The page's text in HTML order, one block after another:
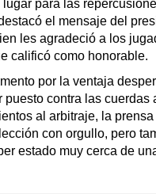
lugar para las
el mensaje del
les agradeció a los
calificó como honorable.
por la ventaja
puesto contra las cuerdas
al arbitraje, la
con orgullo, pero
estado muy cerca de